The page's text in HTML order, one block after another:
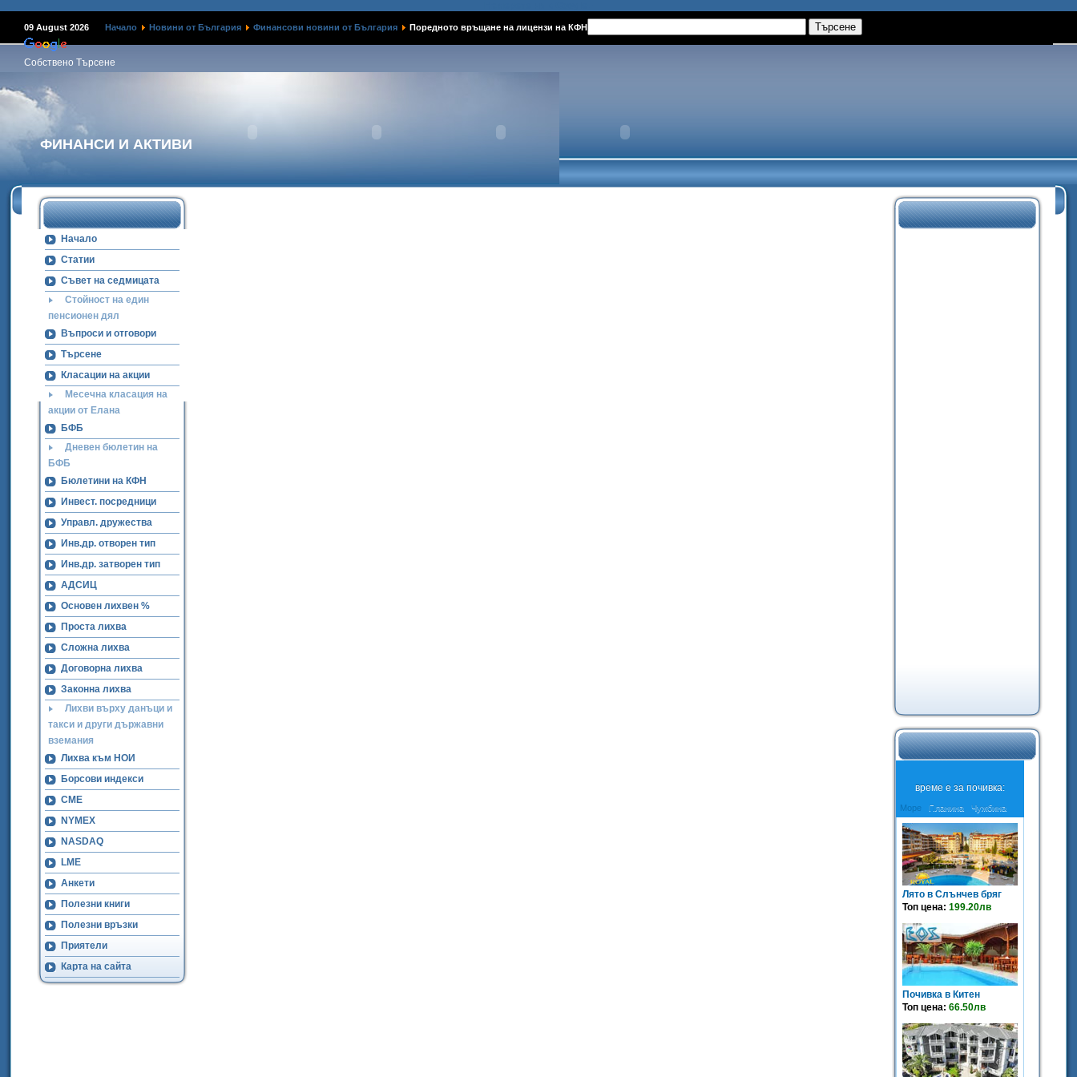
09 August 2026 Начало Новини от България Финансови новини от България Поредното връщане на лицензи на КФН
Собствено Търсене
ФИНАНСИ И АКТИВИ
Начало
Статии
Съвет на седмицата
Стойност на един
пенсионен дял
Въпроси и отговори
Търсене
Класации на акции
Месечна класация на
акции от Елана
БФБ
Дневен бюлетин на
БФБ
Бюлетини на КФН
Инвест. посредници
Управл. дружества
Инв.др. отворен тип
Инв.др. затворен тип
АДСИЦ
Основен лихвен %
Проста лихва
Сложна лихва
Договорна лихва
Законна лихва
Лихви върху данъци и
такси и други държавни
вземания
Лихва към НОИ
Борсови индекси
CME
NYMEX
NASDAQ
LME
Анкети
Полезни книги
Полезни връзки
Приятели
Карта на сайта